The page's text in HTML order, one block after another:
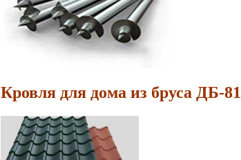
Кровля для дома из бруса ДБ-81